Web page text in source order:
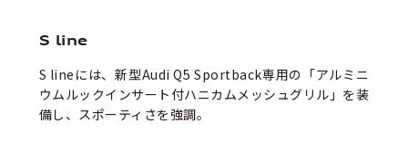
S line
S lineには、新型Audi Q5 Sportback専用の「アルミニ
ウムルックインサート付ハニカムメッシュグリル」を装
備し、スポーティさを強調。